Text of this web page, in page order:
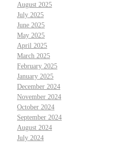
August 2025
July 2025
June 2025
May 2025
April 2025
March 2025
February 2025
January 2025
December 2024
November 2024
October 2024
September 2024
August 2024
July 2024